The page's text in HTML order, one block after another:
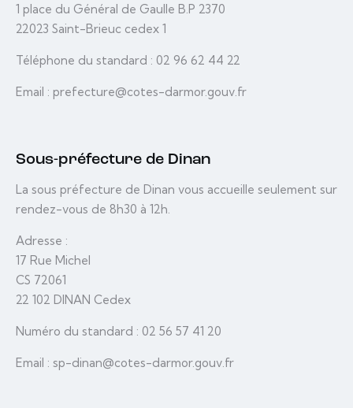
1 place du Général de Gaulle B.P 2370
22023 Saint-Brieuc cedex 1
Téléphone du standard : 02 96 62 44 22
Email : prefecture@cotes-darmor.gouv.fr
Sous-préfecture de Dinan
La sous préfecture de Dinan vous accueille seulement sur
rendez-vous de 8h30 à 12h.
Adresse :
17 Rue Michel
CS 72061
22 102 DINAN Cedex
Numéro du standard : 02 56 57 41 20
Email : sp-dinan@cotes-darmor.gouv.fr